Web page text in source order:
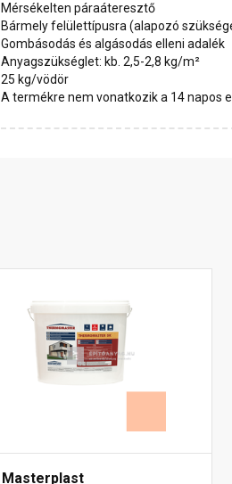
Mérsékelten páraáteresztő
Bármely felülettípusra (alapozó
Gombásodás és algásodás elleni adalék
Anyagszükséglet: kb. 2,5-2,8 kg/m²
25 kg/vödör
A termékre nem vonatkozik a 14 napos
Masterplast